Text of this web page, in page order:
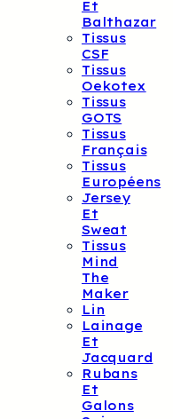
Et
Balthazar
Tissus
CSF
Tissus
Oekotex
Tissus
GOTS
Tissus
Français
Tissus
Européens
Jersey
Et
Sweat
Tissus
Mind
The
Maker
Lin
Lainage
Et
Jacquard
Rubans
Et
Galons